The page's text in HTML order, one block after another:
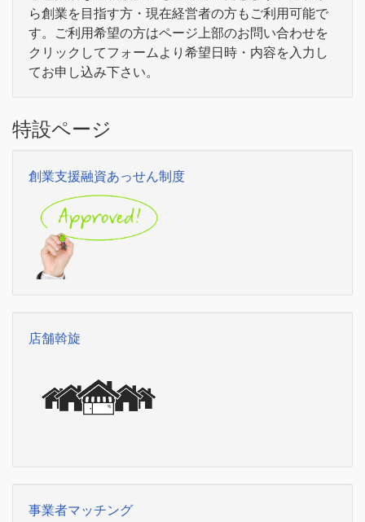
ら創業を目指す方・現在経営者の方もご利用可能で
す。ご利用希望の方はページ上部のお問い合わせを
クリックしてフォームより希望日時・内容を入力し
てお申し込み下さい。
特設ページ
創業支援融資あっせん制度
店舗斡旋
事業者マッチング